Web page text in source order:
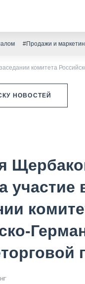
#Продажи и
комитета
НОВОСТЕЙ
участие